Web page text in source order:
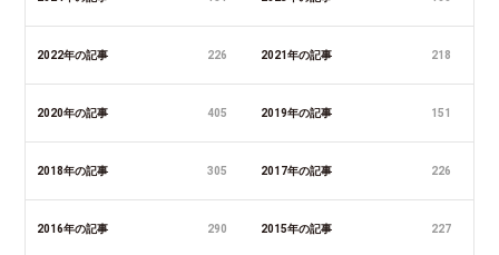
2022年の記事 226 2021年の記事 218
2020年の記事 405 2019年の記事 151
2018年の記事 305 2017年の記事 226
2016年の記事 290 2015年の記事 227